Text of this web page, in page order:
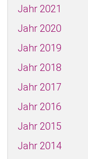
Jahr 2021
Jahr 2020
Jahr 2019
Jahr 2018
Jahr 2017
Jahr 2016
Jahr 2015
Jahr 2014